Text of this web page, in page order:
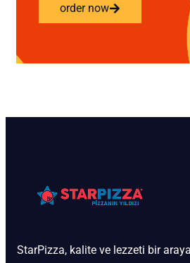
order now
StarPizza, kalite ve lezzeti bir